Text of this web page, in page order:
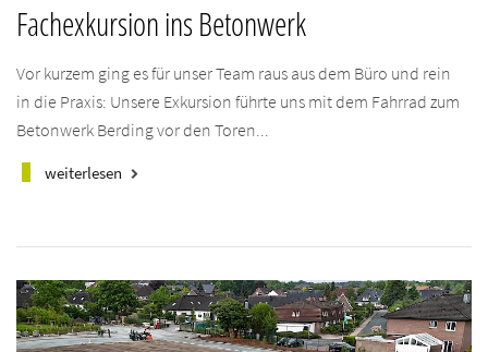
Fachexkursion ins Betonwerk
Vor kurzem ging es für unser Team raus aus dem Büro und rein
in die Praxis: Unsere Exkursion führte uns mit dem Fahrrad zum
Betonwerk Berding vor den Toren...
weiterlesen keyboard_arrow_right